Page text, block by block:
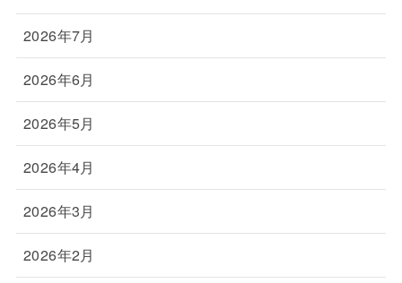
2026年7月
2026年6月
2026年5月
2026年4月
2026年3月
2026年2月